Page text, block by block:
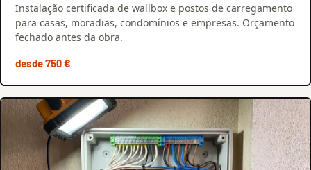
Instalação certificada de wallbox e postos de carregamento
para casas, moradias, condomínios e empresas. Orçamento
fechado antes da obra.
desde 750 €